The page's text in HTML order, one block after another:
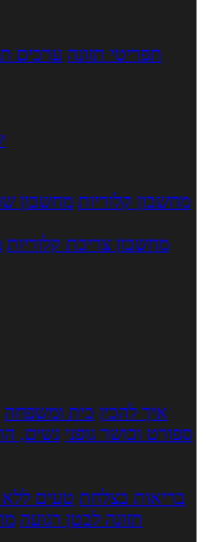
תפריטי תזונה ערכים
מחשבון קלוריות מחשבון
מחשבון צריכת קלוריות
איך להכין בית ומשפחה
ספורט וכושר גופני נשים,
בריאות בצלחת טעים ללא
תזונה לבטן רגועה